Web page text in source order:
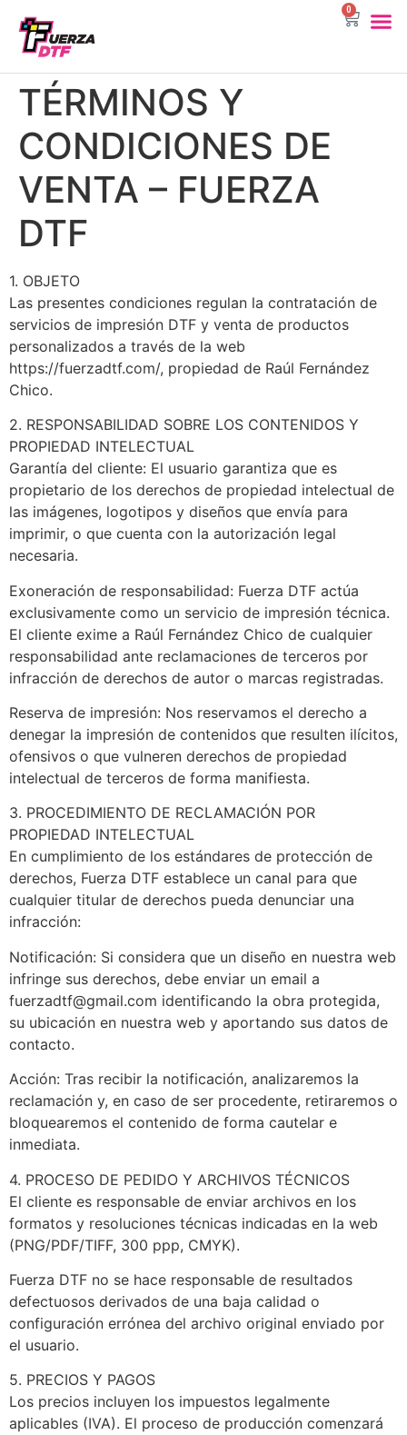
0
TÉRMINOS Y
CONDICIONES DE
VENTA – FUERZA
DTF
1. OBJETO
Las presentes condiciones regulan la contratación de
servicios de impresión DTF y venta de productos
personalizados a través de la web
https://fuerzadtf.com/, propiedad de Raúl Fernández
Chico.
2. RESPONSABILIDAD SOBRE LOS CONTENIDOS Y
PROPIEDAD INTELECTUAL
Garantía del cliente: El usuario garantiza que es
propietario de los derechos de propiedad intelectual de
las imágenes, logotipos y diseños que envía para
imprimir, o que cuenta con la autorización legal
necesaria.
Exoneración de responsabilidad: Fuerza DTF actúa
exclusivamente como un servicio de impresión técnica.
El cliente exime a Raúl Fernández Chico de cualquier
responsabilidad ante reclamaciones de terceros por
infracción de derechos de autor o marcas registradas.
Reserva de impresión: Nos reservamos el derecho a
denegar la impresión de contenidos que resulten ilícitos,
ofensivos o que vulneren derechos de propiedad
intelectual de terceros de forma manifiesta.
3. PROCEDIMIENTO DE RECLAMACIÓN POR
PROPIEDAD INTELECTUAL
En cumplimiento de los estándares de protección de
derechos, Fuerza DTF establece un canal para que
cualquier titular de derechos pueda denunciar una
infracción:
Notificación: Si considera que un diseño en nuestra web
infringe sus derechos, debe enviar un email a
fuerzadtf@gmail.com identificando la obra protegida,
su ubicación en nuestra web y aportando sus datos de
contacto.
Acción: Tras recibir la notificación, analizaremos la
reclamación y, en caso de ser procedente, retiraremos o
bloquearemos el contenido de forma cautelar e
inmediata.
4. PROCESO DE PEDIDO Y ARCHIVOS TÉCNICOS
El cliente es responsable de enviar archivos en los
formatos y resoluciones técnicas indicadas en la web
(PNG/PDF/TIFF, 300 ppp, CMYK).
Fuerza DTF no se hace responsable de resultados
defectuosos derivados de una baja calidad o
configuración errónea del archivo original enviado por
el usuario.
5. PRECIOS Y PAGOS
Los precios incluyen los impuestos legalmente
aplicables (IVA). El proceso de producción comenzará